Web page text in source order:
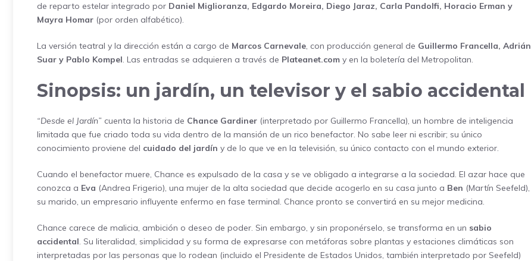
de reparto estelar integrado por Daniel Miglioranza, Edgardo Moreira, Diego Jaraz, Carla Pandolfi, Horacio Erman y
Mayra Homar (por orden alfabético).
La versión teatral y la dirección están a cargo de Marcos Carnevale, con producción general de Guillermo Francella, Adrián
Suar y Pablo Kompel. Las entradas se adquieren a través de Plateanet.com y en la boletería del Metropolitan.
Sinopsis: un jardín, un televisor y el sabio accidental
“Desde el Jardín” cuenta la historia de Chance Gardiner (interpretado por Guillermo Francella), un hombre de inteligencia
limitada que fue criado toda su vida dentro de la mansión de un rico benefactor. No sabe leer ni escribir; su único
conocimiento proviene del cuidado del jardín y de lo que ve en la televisión, su único contacto con el mundo exterior.
Cuando el benefactor muere, Chance es expulsado de la casa y se ve obligado a integrarse a la sociedad. El azar hace que
conozca a Eva (Andrea Frigerio), una mujer de la alta sociedad que decide acogerlo en su casa junto a Ben (Martín Seefeld),
su marido, un empresario influyente enfermo en fase terminal. Chance pronto se convertirá en su mejor medicina.
Chance carece de malicia, ambición o deseo de poder. Sin embargo, y sin proponérselo, se transforma en un sabio
accidental. Su literalidad, simplicidad y su forma de expresarse con metáforas sobre plantas y estaciones climáticas son
interpretadas por las personas que lo rodean (incluido el Presidente de Estados Unidos, también interpretado por Seefeld)